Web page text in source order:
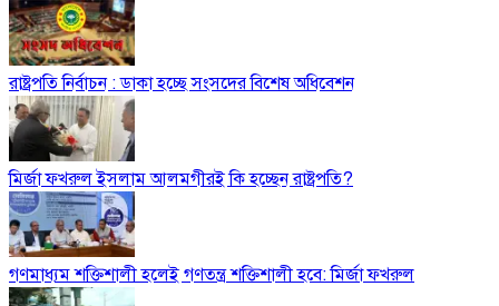
রাষ্ট্রপতি নির্বাচন : ডাকা হচ্ছে সংসদের বিশেষ অধিবেশন
মির্জা ফখরুল ইসলাম আলমগীরই কি হচ্ছেন রাষ্ট্রপতি?
গণমাধ্যম শক্তিশালী হলেই গণতন্ত্র শক্তিশালী হবে: মির্জা ফখরুল